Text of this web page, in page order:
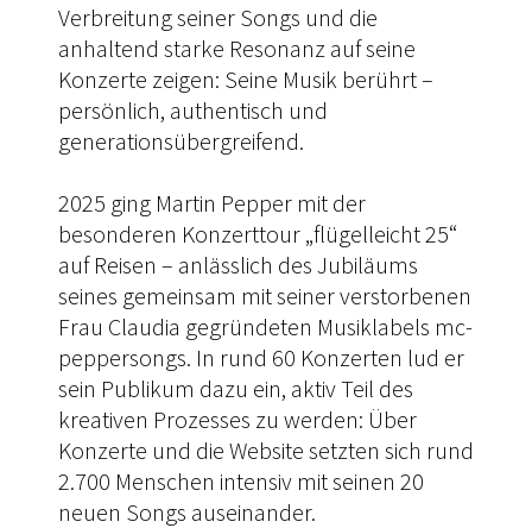
Verbreitung seiner Songs und die
anhaltend starke Resonanz auf seine
Konzerte zeigen: Seine Musik berührt –
persönlich, authentisch und
generationsübergreifend.
2025 ging Martin Pepper mit der
besonderen Konzerttour „flügelleicht 25“
auf Reisen – anlässlich des Jubiläums
seines gemeinsam mit seiner verstorbenen
Frau Claudia gegründeten Musiklabels mc-
peppersongs. In rund 60 Konzerten lud er
sein Publikum dazu ein, aktiv Teil des
kreativen Prozesses zu werden: Über
Konzerte und die Website setzten sich rund
2.700 Menschen intensiv mit seinen 20
neuen Songs auseinander.